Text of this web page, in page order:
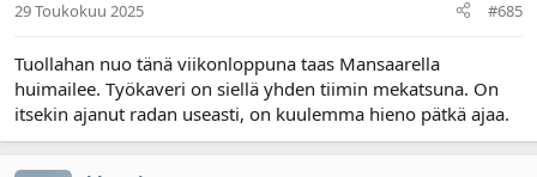
29 Toukokuu 2025 #685
Tuollahan nuo tänä viikonloppuna taas Mansaarella
huimailee. Työkaveri on siellä yhden tiimin mekatsuna. On
itsekin ajanut radan useasti, on kuulemma hieno pätkä ajaa.